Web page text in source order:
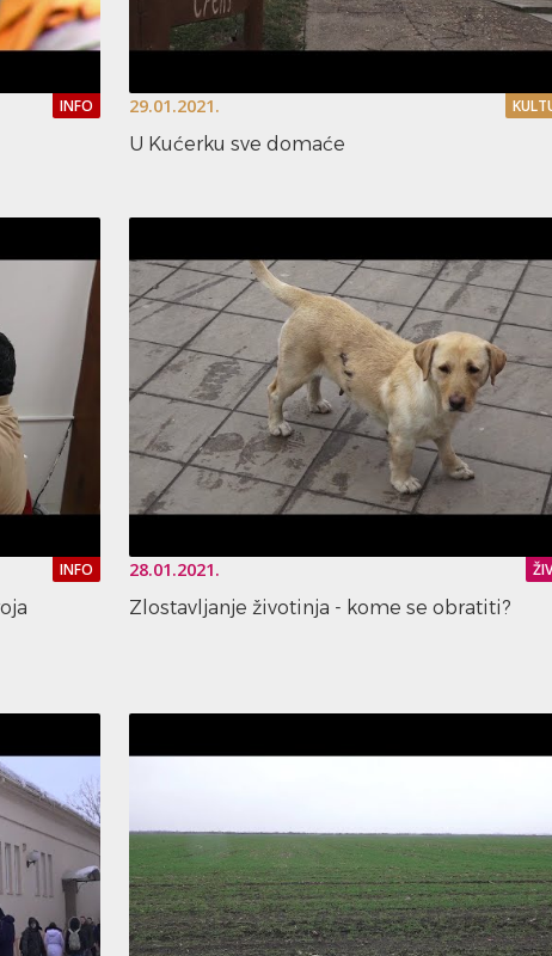
INFO 29.01.2021.
U Kućerku sve domaće
INFO 28.01.2021.
Zlostavljanje životinja - kome se obratiti?